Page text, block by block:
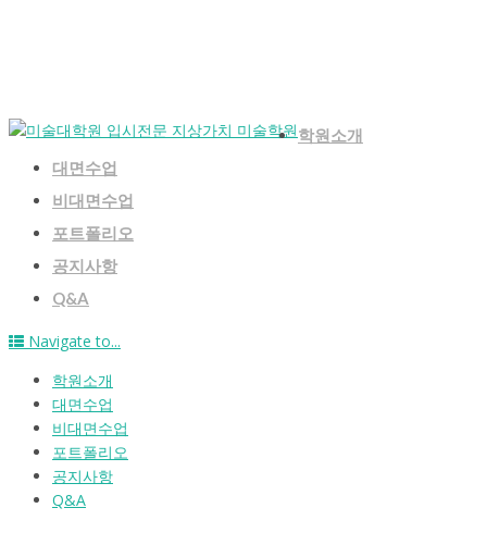
학원소개
대면수업
비대면수업
포트폴리오
공지사항
Q&A
Navigate to...
학원소개
대면수업
비대면수업
포트폴리오
공지사항
Q&A